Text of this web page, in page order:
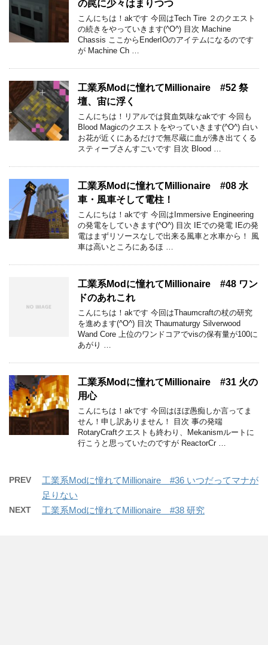
の罠に少々はまりつつ
こんにちは！akです 今回はTech Tire ２のクエスト
の続きをやっていきます(^O^) 目次 Machine
Chassis ここからEnderIOのアイテムになるのです
が Machine Ch …
工業系Modに憧れてMillionaire #52 祭
壇、宙に浮く
こんにちは！リアルでは貧血気味なakです 今回も
Blood Magicのクエストをやっていきます(^O^) 白い
お花が近くにあるだけで無尽蔵に血が沸き出てくる
スティーブさんすごいです 目次 Blood …
工業系Modに憧れてMillionaire #08 水
車・風車そして電柱！
こんにちは！akです 今回はImmersive Engineering
の発電をしていきます(^O^) 目次 IEでの発電 IEの発
電はまずリソースなしで出来る風車と水車から！ 風
車は高いところにあるほ …
工業系Modに憧れてMillionaire #48 ワン
ドのあれこれ
こんにちは！akです 今回はThaumcraftの杖の研究
を進めます(^O^) 目次 Thaumaturgy Silverwood
Wand Core 上位のワンドコアでvisの保有量が100に
あがり …
工業系Modに憧れてMillionaire #31 火の
用心
こんにちは！akです 今回はほぼ愚痴しか言ってま
せん！申し訳ありません！ 目次 事の発端
RotaryCraftクエストも終わり、Mekanismルートに
行こうと思っていたのですが ReactorCr …
PREV
工業系Modに憧れてMillionaire #36 いつだってマナが
足りない
NEXT 工業系Modに憧れてMillionaire #38 研究